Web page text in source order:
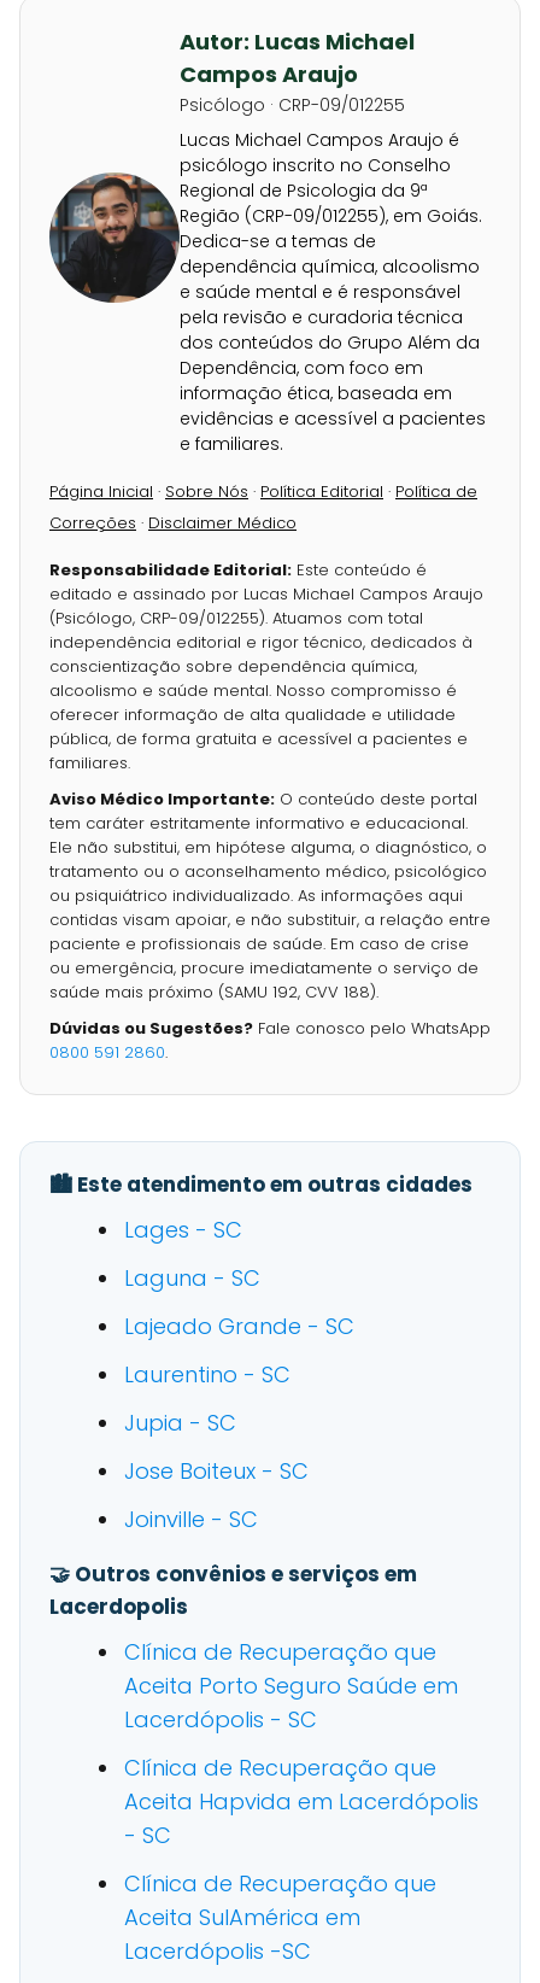
Autor: Lucas Michael
Campos Araujo
Psicólogo · CRP-09/012255
Lucas Michael Campos Araujo é
psicólogo inscrito no Conselho
Regional de Psicologia da 9ª
Região (CRP-09/012255), em Goiás.
Dedica-se a temas de
dependência química, alcoolismo
e saúde mental e é responsável
pela revisão e curadoria técnica
dos conteúdos do Grupo Além da
Dependência, com foco em
informação ética, baseada em
evidências e acessível a pacientes
e familiares.
Página Inicial · Sobre Nós · Política Editorial · Política de
Correções · Disclaimer Médico
Responsabilidade Editorial: Este conteúdo é
editado e assinado por Lucas Michael Campos Araujo
(Psicólogo, CRP-09/012255). Atuamos com total
independência editorial e rigor técnico, dedicados à
conscientização sobre dependência química,
alcoolismo e saúde mental. Nosso compromisso é
oferecer informação de alta qualidade e utilidade
pública, de forma gratuita e acessível a pacientes e
familiares.
Aviso Médico Importante: O conteúdo deste portal
tem caráter estritamente informativo e educacional.
Ele não substitui, em hipótese alguma, o diagnóstico, o
tratamento ou o aconselhamento médico, psicológico
ou psiquiátrico individualizado. As informações aqui
contidas visam apoiar, e não substituir, a relação entre
paciente e profissionais de saúde. Em caso de crise
ou emergência, procure imediatamente o serviço de
saúde mais próximo (SAMU 192, CVV 188).
Dúvidas ou Sugestões? Fale conosco pelo WhatsApp
0800 591 2860.
🏙️ Este atendimento em outras cidades
Lages - SC
Laguna - SC
Lajeado Grande - SC
Laurentino - SC
Jupia - SC
Jose Boiteux - SC
Joinville - SC
🤝 Outros convênios e serviços em
Lacerdopolis
Clínica de Recuperação que
Aceita Porto Seguro Saúde em
Lacerdópolis - SC
Clínica de Recuperação que
Aceita Hapvida em Lacerdópolis
- SC
Clínica de Recuperação que
Aceita SulAmérica em
Lacerdópolis -SC